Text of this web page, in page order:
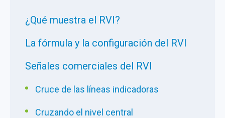
¿Qué muestra el RVI?
La fórmula y la configuración del RVI
Señales comerciales del RVI
Cruce de las líneas indicadoras
Cruzando el nivel central